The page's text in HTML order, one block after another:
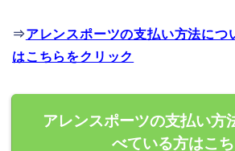
⇒アレンスポーツの支払い方法につ
はこちらをクリック
アレンスポーツの支払い方
べている方はこ